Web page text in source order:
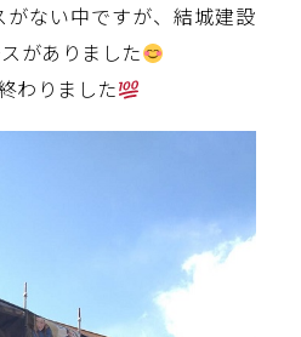
ない中ですが、結城建設
がありました
わりました